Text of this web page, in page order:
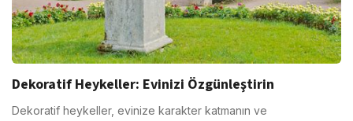
Dekoratif Heykeller: Evinizi Özgünleştirin
Dekoratif heykeller, evinize karakter katmanın ve